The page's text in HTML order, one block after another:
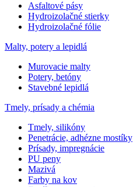
Asfaltové pásy
Hydroizolačné stierky
Hydroizolačné fólie
Malty, potery a lepidlá
Murovacie malty
Potery, betóny
Stavebné lepidlá
Tmely, prísady a chémia
Tmely, silikóny
Penetrácie, adhézne mostíky
Prísady, impregnácie
PU peny
Mazivá
Farby na kov